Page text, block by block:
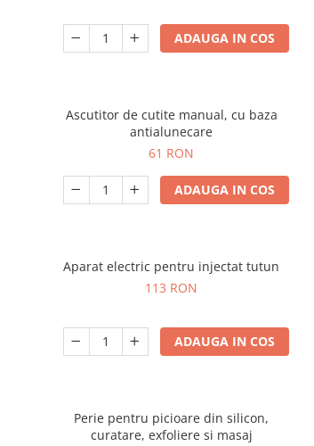
ADAUGA IN COS
Ascutitor de cutite manual, cu baza
antialunecare
61 RON
ADAUGA IN COS
Aparat electric pentru injectat tutun
113 RON
ADAUGA IN COS
Perie pentru picioare din silicon,
curatare, exfoliere si masaj